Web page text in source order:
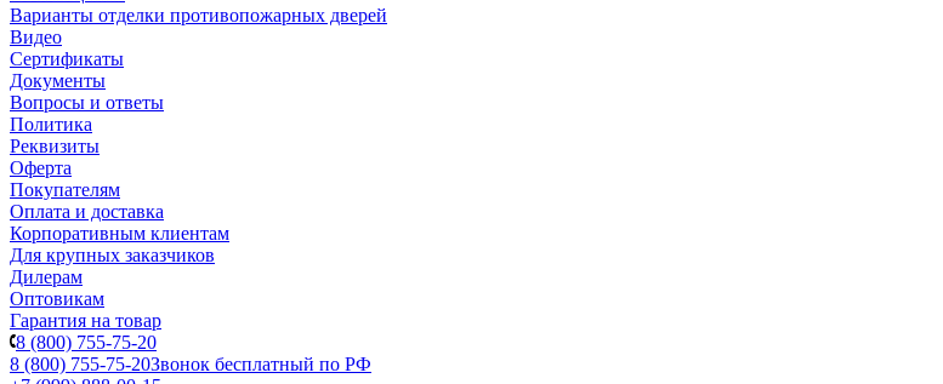
Варианты отделки противопожарных дверей
Видео
Сертификаты
Документы
Вопросы и ответы
Политика
Реквизиты
Оферта
Покупателям
Оплата и доставка
Корпоративным клиентам
Для крупных заказчиков
Дилерам
Оптовикам
Гарантия на товар
8 (800) 755-75-20
8 (800) 755-75-20Звонок бесплатный по РФ